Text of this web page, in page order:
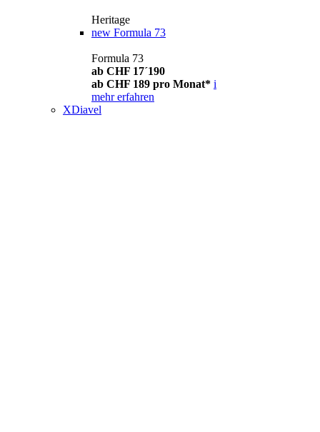
Heritage
new Formula 73
Formula 73
ab CHF 17´190
ab CHF 189 pro Monat* i
mehr erfahren
XDiavel